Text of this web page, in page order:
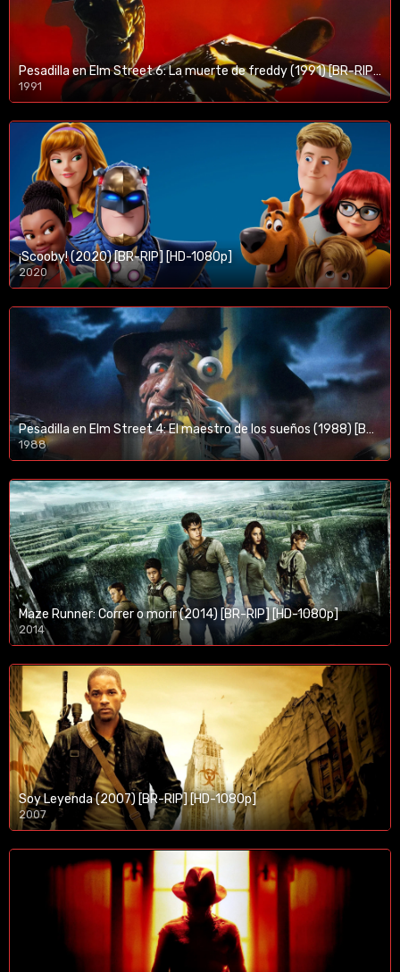
Pesadilla en Elm Street 6: La muerte de freddy (1991) [BR-RIP] [HD-1080p]
1991
¡Scooby! (2020) [BR-RIP] [HD-1080p]
2020
1080p/720p
Pesadilla en Elm Street 4: El maestro de los sueños (1988) [BR-RIP] [HD-1080p]
1988
Maze Runner: Correr o morir (2014) [BR-RIP] [HD-1080p]
2014
1080p/720p
Soy Leyenda (2007) [BR-RIP] [HD-1080p]
2007
1080p/720p